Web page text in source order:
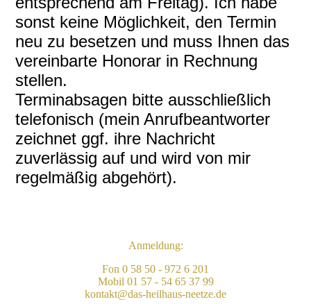
sonst keine Möglichkeit, den Termin
neu zu besetzen und muss Ihnen das
vereinbarte Honorar in Rechnung
stellen.
Terminabsagen bitte ausschließlich
telefonisch (mein Anrufbeantworter
zeichnet ggf. ihre Nachricht
zuverlässig auf und wird von mir
regelmäßig abgehört).
Anmeldung:
Fon 0 58 50 - 972 6 201
Mobil 01 57 - 54 65 37 99
kontakt@das-heilhaus-neetze.de